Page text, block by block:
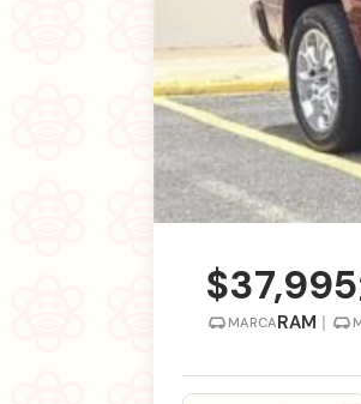
$37,995
MARCARAM |